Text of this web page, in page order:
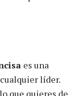
es una
líder.
que quieres de